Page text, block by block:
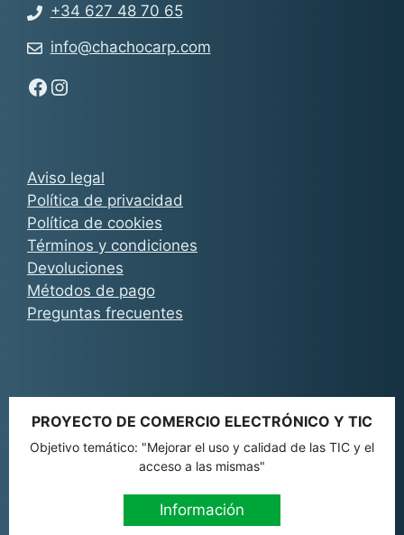
Aviso legal
Política de privacidad
Política de cookies
Términos y condiciones
Devoluciones
Métodos de pago
Preguntas frecuentes
+34 627 48 70 65
info@chachocarp.com
Síguenos en Facebook - Chachocarp
Síguenos en Instagram - Chachocarp
PROYECTO DE COMERCIO ELECTRÓNICO Y TIC
Objetivo temático: "Mejorar el uso y calidad de las TIC y el
acceso a las mismas"
Información